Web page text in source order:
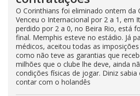
O Corinthians foi eliminado ontem da
Venceu o Internacional por 2 a 1, em
perdido por 2 a 0, no Beira Rio, está
final. Memphis esteve no estádio. Já
médicos, aceitou todas as
como não teve as garantias que
milhões que o clube lhe deve, ainda
condições físicas de jogar. Diniz
contar com o holandês